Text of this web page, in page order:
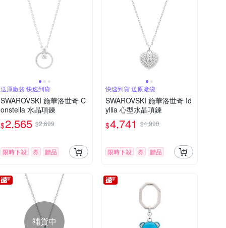
送原廠袋 快速到貨
SWAROVSKI 施華洛世奇 C
onstella 水晶項鍊
$2,565 $2,699
限時下殺 券 贈品
快速到貨 送原廠袋
SWAROVSKI 施華洛世奇 Id
yllia 心型水晶項鍊
$4,741 $4,990
限時下殺 券 贈品
補貨中